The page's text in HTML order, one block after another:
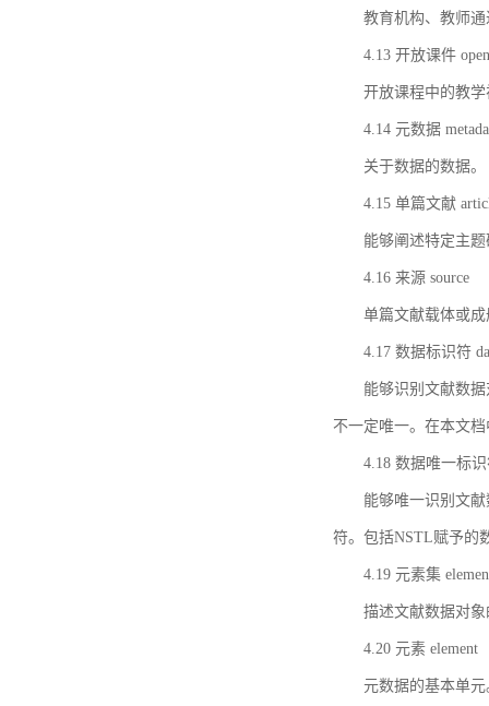
教育机构、教师
4.13 开放课件
开放课程中的教
4.14 元数据
关于数据的数据。
4.15 单篇文献
能够阐述特定主
4.16 来源 source
单篇文献载体或
4.17 数据标识符
能够识别文献数
不一定唯一。在本文
4.18 数据唯一标
能够唯一识别文
符。包括NSTL赋予的
4.19 元素集
描述文献数据对
4.20 元素 element
元数据的基本单元